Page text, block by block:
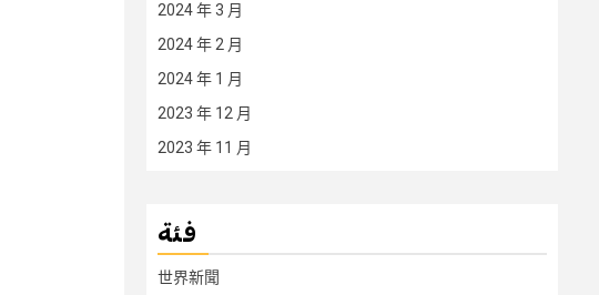
2024 年 3 月
2024 年 2 月
2024 年 1 月
2023 年 12 月
2023 年 11 月
فئة
世界新聞